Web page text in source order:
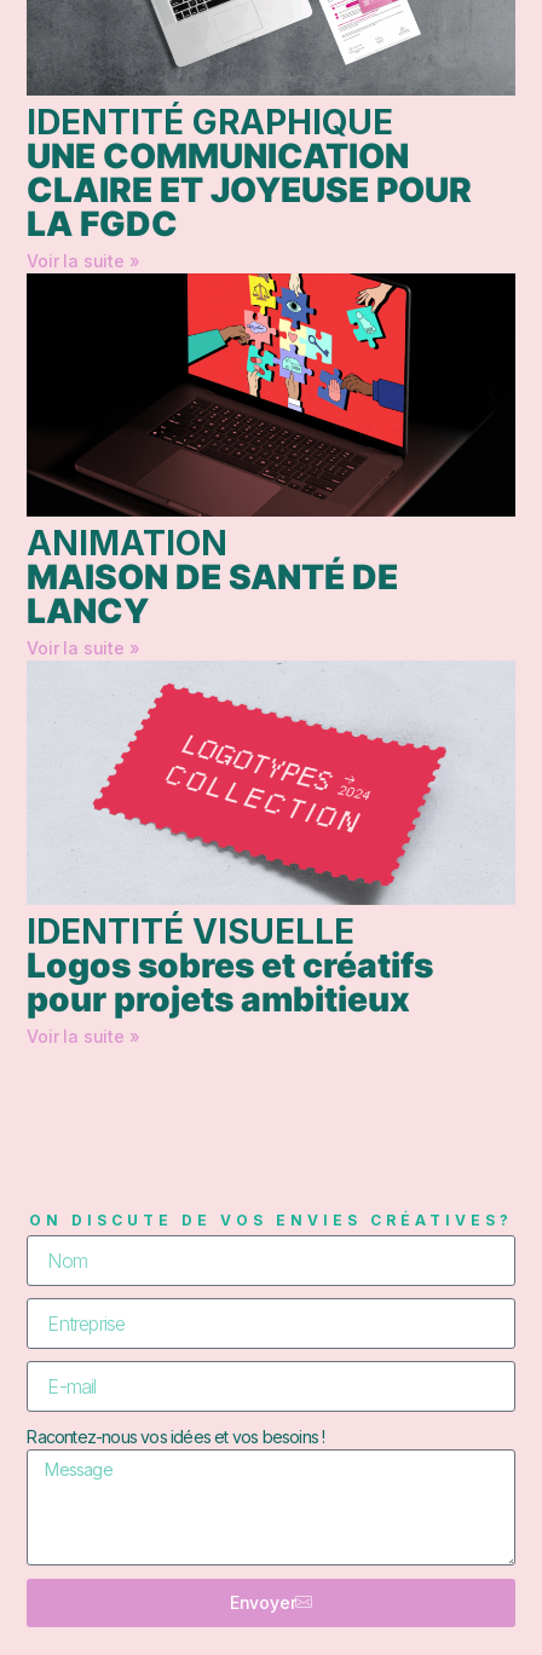
IDENTITÉ GRAPHIQUE
UNE COMMUNICATION
CLAIRE ET JOYEUSE POUR
LA FGDC
Voir la suite »
ANIMATION
MAISON DE SANTÉ DE
LANCY
Voir la suite »
IDENTITÉ VISUELLE
Logos sobres et créatifs
pour projets ambitieux
Voir la suite »
ON DISCUTE DE VOS ENVIES CRÉATIVES?
Racontez-nous vos idées et vos besoins !
Envoyer